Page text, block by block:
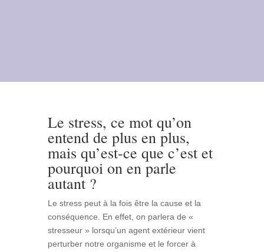
Le stress, ce mot qu’on
entend de plus en plus,
mais qu’est-ce que c’est et
pourquoi on en parle
autant ?
Le stress peut à la fois être la cause et la
conséquence. En effet, on parlera de «
stresseur » lorsqu’un agent extérieur vient
perturber notre organisme et le forcer à